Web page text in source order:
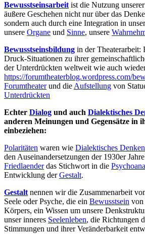
Bewusstseinsarbeit ist die Nutzung
äußere Geschehen nicht nur über das
sondern auch durch eine Integration in
unsere Organe und Sinne, unsere
Bewusstseinsbildung in der Theaterarbeit:
Druck-Situationen zu ihrer
der Unterdrückten weltweit wie auch
https://forumtheaterblog.wordpress.com/
Forumtheaterund die Aufstellung von
Unterdrückten
Echter Dialog und auch Dialektisches
anderen Meinungen und Gegensätze in
einbeziehen:
Polaritäten waren wie Dialektisches Denken
den Auseinandersetzungen der 1930er
Friedlaenderdas Stichwort in die
Entwicklung derGestalt.
Gestalt nennen wir die Zusammenarbeit
Seele oder Psyche, die ein Bewusstsein von
Körpers, ein Wissen um unsere
unser inneres Seelenleben, die Richtungen
Stimmungen und ihrer Veränderbarkeit